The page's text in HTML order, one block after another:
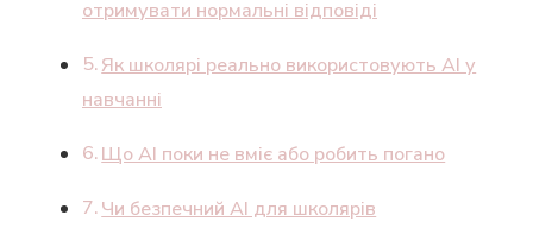
отримувати нормальні відповіді
Як школярі реально використовують AI у
навчанні
Що AI поки не вміє або робить погано
Чи безпечний AI для школярів